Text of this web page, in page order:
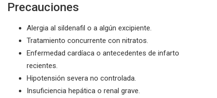
Precauciones
Alergia al sildenafil o a algún excipiente.
Tratamiento concurrente con nitratos.
Enfermedad cardíaca o antecedentes de infarto
recientes.
Hipotensión severa no controlada.
Insuficiencia hepática o renal grave.